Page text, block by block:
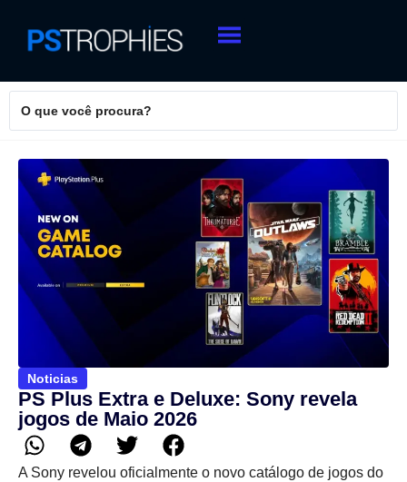
Noticias
PS Plus Extra e Deluxe: Sony revela
jogos de Maio 2026
A Sony revelou oficialmente o novo catálogo de jogos do